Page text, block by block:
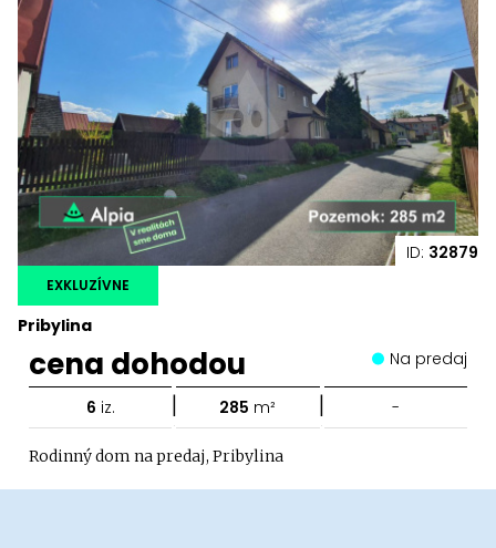
ID: 32879
Pribylina
EXKLUZÍVNE
cena dohodou Na predaj
6 iz. | 285 m² | -
Rodinný dom na predaj, Pribylina